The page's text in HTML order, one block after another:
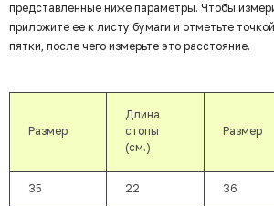
представленные ниже параметры. Чтобы
приложите ее к листу бумаги и отметьте
пятки, после чего измерьте это расстояние.
Размер
Длина
стопы
(см.)
Размер
35 22 36